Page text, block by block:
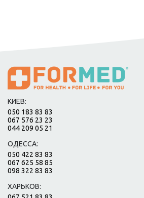
КИЕВ:
050 183 83 83
067 576 23 23
044 209 05 21
ОДЕССА:
050 422 83 83
067 625 58 85
098 322 83 83
ХАРЬКОВ: